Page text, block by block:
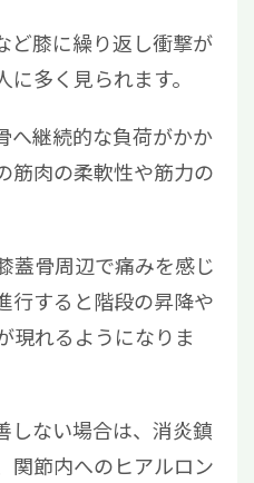
ど膝に繰り返し衝撃が
多く見られます。
へ継続的な負荷がかか
筋肉の柔軟性や筋力の
蓋骨周辺で痛みを感じ
行すると階段の昇降や
現れるようになりま
しない場合は、消炎鎮
関節内へのヒアルロン